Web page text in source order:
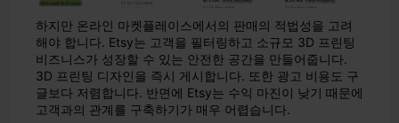
하지만 온라인 마켓플레이스에서의 판매의 적법성을 고려
해야 합니다. Etsy는 고객을 필터링하고 소규모 3D 프린팅
비즈니스가 성장할 수 있는 안전한 공간을 만들어줍니다.
3D 프린팅 디자인을 즉시 게시합니다. 또한 광고 비용도 구
글보다 저렴합니다. 반면에 Etsy는 수익 마진이 낮기 때문에
고객과의 관계를 구축하기가 매우 어렵습니다.